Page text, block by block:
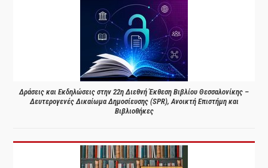
Δράσεις και Εκδηλώσεις στην 22η Διεθνή Έκθεση Βιβλίου Θεσσαλονίκης –
Δευτερογενές Δικαίωμα Δημοσίευσης (SPR), Ανοικτή Επιστήμη και
Βιβλιοθήκες